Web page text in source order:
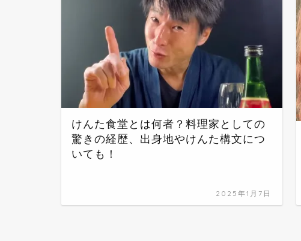
けんた食堂とは何者？料理家としての
驚きの経歴、出身地やけんた構文につ
いても！
2025年1月7日